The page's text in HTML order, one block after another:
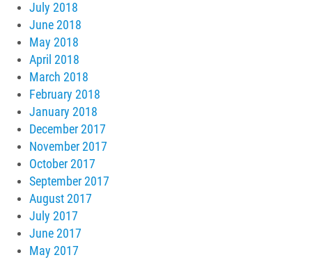
July 2018
June 2018
May 2018
April 2018
March 2018
February 2018
January 2018
December 2017
November 2017
October 2017
September 2017
August 2017
July 2017
June 2017
May 2017